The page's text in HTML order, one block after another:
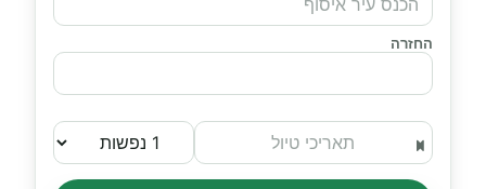
החזרה